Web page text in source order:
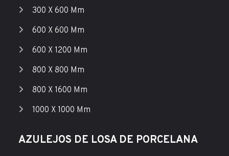
300 X 600 Mm
600 X 600 Mm
600 X 1200 Mm
800 X 800 Mm
800 X 1600 Mm
1000 X 1000 Mm
AZULEJOS DE LOSA DE PORCELANA